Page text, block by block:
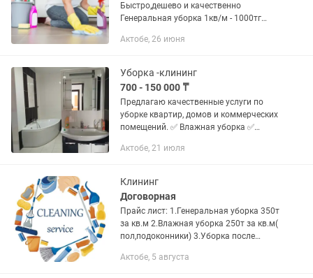
Быстро,дешево и качественно
Генеральная уборка 1кв/м - 1000тг
Классическая уборка 1кв/м - 600тг
Актобе, 26 июня
Уборка -клининг
700 - 150 000 ₸
Предлагаю качественные услуги по
уборке квартир, домов и коммерческих
помещений. ✅ Влажная уборка ✅
посуточных квартир ✅ Уборка частных
Актобе, 21 июля
Клининг
Договорная
Прайс лист: 1.Генеральная уборка 350т
за кв.м 2.Влажная уборка 250т за кв.м(
пол,подоконники) 3.Уборка после
и помещений 5. Уборка кухни 5.Мытья
Актобе, 5 августа